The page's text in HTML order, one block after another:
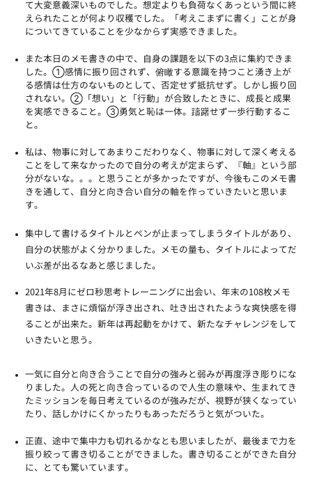
て大変意義深いものでした。想定よりも負荷なくあっという間に終
えられたことが何より収穫でした。「考えこまずに書く」ことが身
についてきていることを少なからず実感できました。
また本日のメモ書きの中で、自身の課題を以下の3点に集約できま
した。①感情に振り回されず、俯瞰する意識を持つこと湧き上が
る感情は仕方のないものとして、否定せず抵抗せず。しかし振り回
されない。②「想い」と「行動」が合致したときに、成長と成果
を実感できること。③勇気と恥は一体。躊躇せず一歩行動するこ
と。
私は、物事に対してあまりこだわりなく、 物事に対して深く考える
ことをして来なかったので自分の考えが定まらず、『軸』という部
分がないな。。。
と思うことが多かったですが、今後もこのメモ書
きを通して、
自分と向き合い自分の軸を作っていきたいと思いま
す。
集中して書けるタイトルとペンが止まってしまうタイトルがあり、
自分の状態がよく分かりました。メモの量も、タイトルによってだ
いぶ差が出るなあと感じました。
2021年8月にゼロ秒思考トレーニングに出会い、年末の108枚メモ
書きは、まさに煩悩が浮き出され、吐き出されたような爽快感を得
ることが出来た。新年は再起動をかけて、新たなチャレンジをして
いきたいと思う。
一気に自分と向き合うことで自分の強みと弱みが再度浮き彫りにな
りました。人の死と向き合っているので人生の意味や、生まれてき
たミッションを毎日考えているのが強みだが、視野が狭くなってい
たり、話しかけにくかったりもあっただろうと気がついた。
正直、途中で集中力も切れるかなとも思いましたが、最後まで力を
振り絞って書き切ることができました。書き切ることができた自分
に、とても驚いています。